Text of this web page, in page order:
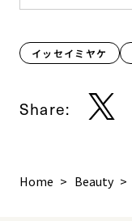
イッセイミヤケ
Share:
Home Beauty